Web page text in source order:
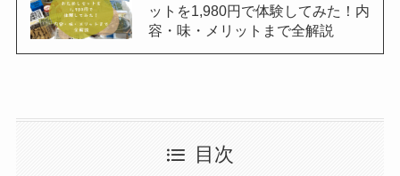
ットを1,980円で体験してみた！内
容・味・メリットまで全解説
目次